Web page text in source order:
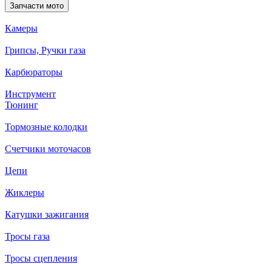
Запчасти мото
Камеры
Грипсы, Ручки газа
Карбюраторы
Инструмент
Тюнинг
Тормозные колодки
Счетчики моточасов
Цепи
Жиклеры
Катушки зажигания
Тросы газа
Тросы сцепления